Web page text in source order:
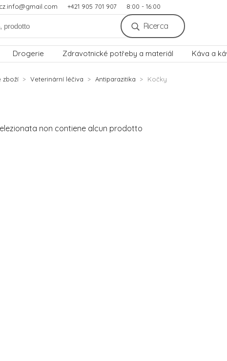
+421 905 701 907 8:00 - 16:00
Ricerca
Drogerie Zdravotnické potřeby a materiál Káva a
zboží Veterinární léčiva Antiparazitika Kočky
non contiene alcun prodotto